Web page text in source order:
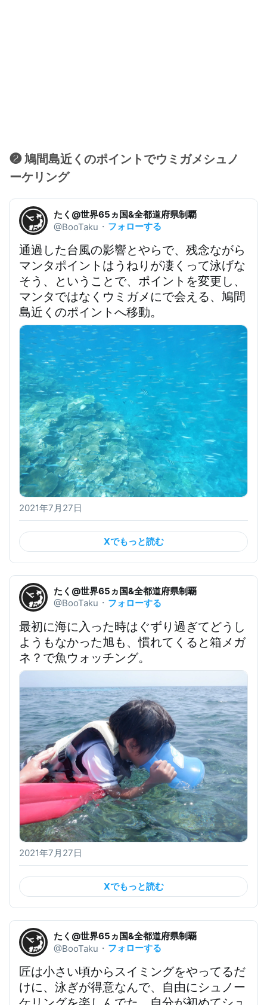
❷ 鳩間島近くのポイントでウミガメシュノ
ーケリング
たく@世界65ヵ国&全都道府県制覇
@BooTaku ・ フォローする
通過した台風の影響とやらで、 残念ながら
マンタポイントはうねりが凄くって泳げな
そう、ということで、ポイントを変更し、
マンタではなくウミガメにで会える、鳩間
島近くのポイントへ移動。
2021年7月27日
Xでもっと読む
たく@世界65ヵ国&全都道府県制覇
@BooTaku ・ フォローする
最初に海に入った時はぐずり過ぎてどうし
ようもなかった旭も、慣れてくると箱メガ
ネ？で魚ウォッチング。
2021年7月27日
Xでもっと読む
たく@世界65ヵ国&全都道府県制覇
@BooTaku ・ フォローする
匠は小さい頃からスイミングをやってるだ
けに、泳ぎが得意なんで、自由にシュノー